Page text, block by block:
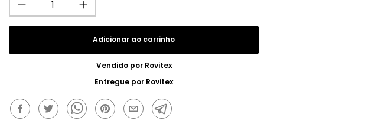
Adicionar ao carrinho
Vendido por Rovitex
Entregue por Rovitex